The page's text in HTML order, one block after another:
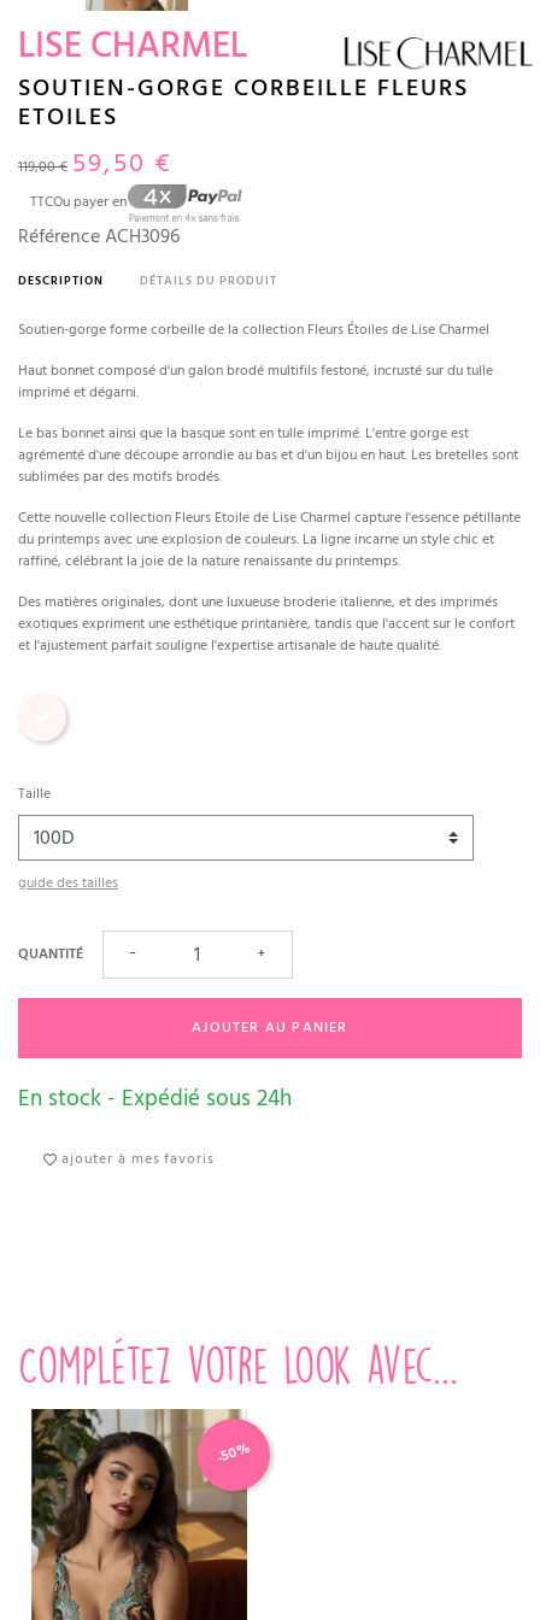
LISE CHARMEL
SOUTIEN-GORGE CORBEILLE FLEURS
ETOILES
119,00 € 59,50 €
TTCOu payer en
RéférenceACH3096
DESCRIPTION DÉTAILS DU PRODUIT
Soutien-gorge forme corbeille de la collection Fleurs Étoiles de Lise Charmel
Haut bonnet composé d'un galon brodé multifils festoné, incrusté sur du tulle
imprimé et dégarni.
Le bas bonnet ainsi que la basque sont en tulle imprimé. L'entre gorge est
agrémenté d'une découpe arrondie au bas et d'un bijou en haut. Les bretelles sont
sublimées par des motifs brodés.
Cette nouvelle collection Fleurs Etoile de Lise Charmel capture l'essence pétillante
du printemps avec une explosion de couleurs. La ligne incarne un style chic et
raffiné, célébrant la joie de la nature renaissante du printemps.
Des matières originales, dont une luxueuse broderie italienne, et des imprimés
exotiques expriment une esthétique printanière, tandis que l'accent sur le confort
et l'ajustement parfait souligne l'expertise artisanale de haute qualité.
Imprimé
Taille
guide des tailles
QUANTITÉ − +
AJOUTER AU PANIER
En stock - Expédié sous 24h
ajouter à mes favoris
Complétez votre look avec...
-50%